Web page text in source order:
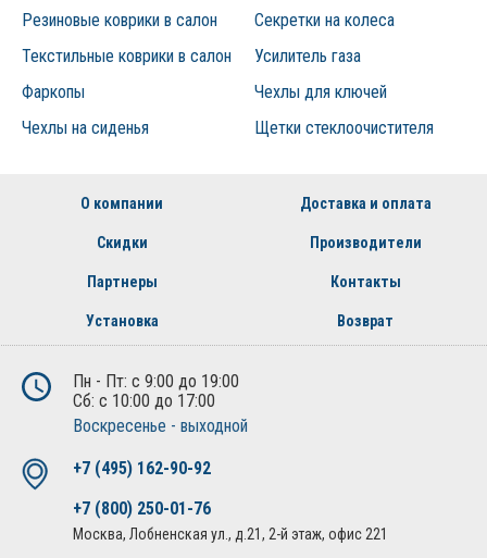
Резиновые коврики в салон
Секретки на колеса
Текстильные коврики в салон
Усилитель газа
Фаркопы
Чехлы для ключей
Чехлы на сиденья
Щетки стеклоочистителя
О компании Доставка и оплата
Скидки Производители
Партнеры Контакты
Установка Возврат
Пн - Пт: с 9:00 до 19:00
Сб: с 10:00 до 17:00
Воскресенье - выходной
+7 (495) 162-90-92
+7 (800) 250-01-76
Москва, Лобненская ул., д.21, 2-й этаж, офис 221